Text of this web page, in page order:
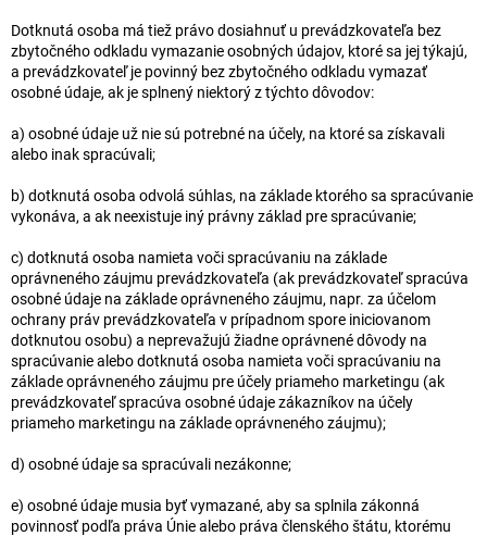
Dotknutá osoba má tiež právo dosiahnuť u prevádzkovateľa bez
zbytočného odkladu vymazanie osobných údajov, ktoré sa jej týkajú,
a prevádzkovateľ je povinný bez zbytočného odkladu vymazať
osobné údaje, ak je splnený niektorý z týchto dôvodov:
a) osobné údaje už nie sú potrebné na účely, na ktoré sa získavali
alebo inak spracúvali;
b) dotknutá osoba odvolá súhlas, na základe ktorého sa spracúvanie
vykonáva, a ak neexistuje iný právny základ pre spracúvanie;
c) dotknutá osoba namieta voči spracúvaniu na základe
oprávneného záujmu prevádzkovateľa (ak prevádzkovateľ spracúva
osobné údaje na základe oprávneného záujmu, napr. za účelom
ochrany práv prevádzkovateľa v prípadnom spore iniciovanom
dotknutou osobu) a neprevažujú žiadne oprávnené dôvody na
spracúvanie alebo dotknutá osoba namieta voči spracúvaniu na
základe oprávneného záujmu pre účely priameho marketingu (ak
prevádzkovateľ spracúva osobné údaje zákazníkov na účely
priameho marketingu na základe oprávneného záujmu);
d) osobné údaje sa spracúvali nezákonne;
e) osobné údaje musia byť vymazané, aby sa splnila zákonná
povinnosť podľa práva Únie alebo práva členského štátu, ktorému